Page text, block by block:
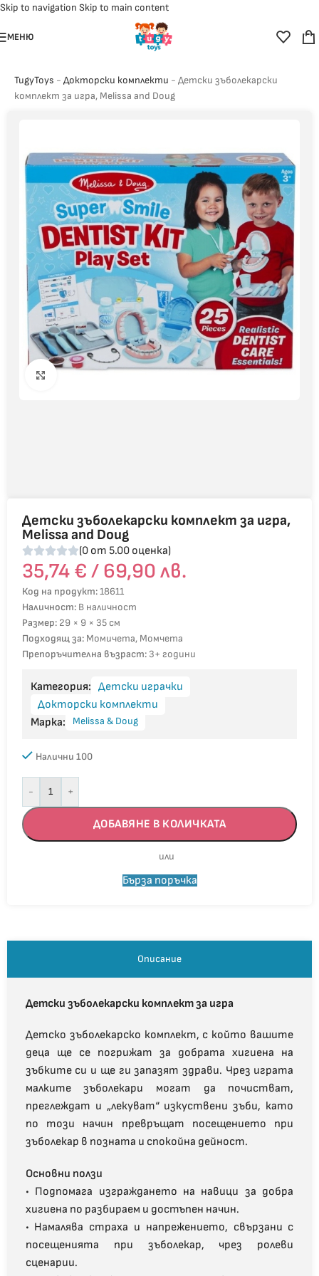
Skip to navigation Skip to main content
МЕНЮ
TugyToys - Докторски комплекти - Детски зъболекарски
комплект за игра, Melissa and Doug
Детски зъболекарски комплект за игра,
Melissa and Doug
(0 от 5.00 оценка)
35,74 € / 69,90 лв.
Код на продукт:18611
Наличност: В наличност
Размер: 29 × 9 × 35 см
Подходящ за: Момичета, Момчета
Препоръчителна възраст: 3+ години
Категория: Детски играчки
Докторски комплекти
Марка:
Melissa & Doug
Налични 100
- +
ДОБАВЯНЕ В КОЛИЧКАТА
Бърза поръчка
Описание
Детски зъболекарски комплект за игра
Детско зъболекарско комплект, с който вашите
деца ще се погрижат за добрата хигиена на
зъбките си и ще ги запазят здрави. Чрез играта
малките зъболекари могат да почистват,
преглеждат и „лекуват“ изкуствени зъби, като
по този начин превръщат посещението при
зъболекар в позната и спокойна дейност.
Основни ползи
• Подпомага изграждането на навици за добра
хигиена по разбираем и достъпен начин.
• Намалява страха и напрежението, свързани с
посещенията при зъболекар, чрез ролеви
сценарии.